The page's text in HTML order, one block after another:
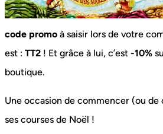
code promo à saisir lors de votre
est : TT2 ! Et grâce à lui, c’est -10%
boutique.
Une occasion de commencer (ou de
ses courses de Noël !